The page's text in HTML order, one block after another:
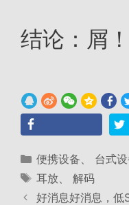
结论：屑！
分
类
便携设备
台式
标
签
耳放
解码
好消息好消息，低